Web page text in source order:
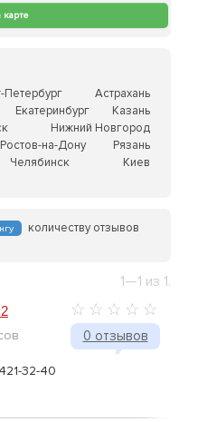
карте
Петербург
Астрахань
Екатеринбург
Казань
Нижний Новгород
Ростов-на-Дону
Рязань
Челябинск
Киев
количеству отзывов
1—1 из 1.
0 отзывов
32-40